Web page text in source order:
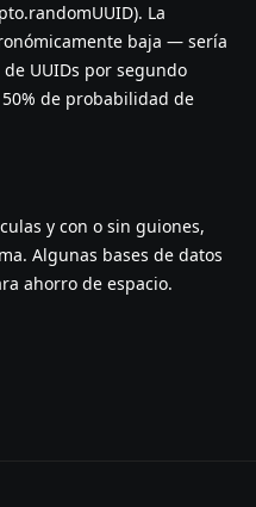
La
baja — sería
UUIDs por segundo
de probabilidad de
y con o sin guiones,
Algunas bases de datos
ahorro de espacio.